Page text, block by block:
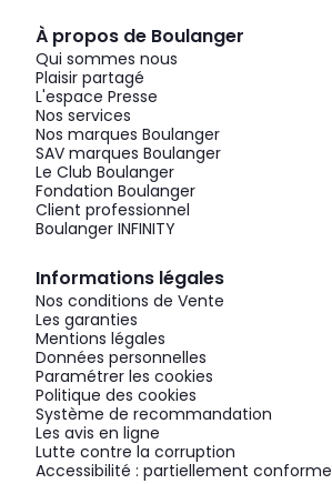
À propos de Boulanger
Qui sommes nous
Plaisir partagé
L'espace Presse
Nos services
Nos marques Boulanger
SAV marques Boulanger
Le Club Boulanger
Fondation Boulanger
Client professionnel
Boulanger INFINITY
Informations légales
Nos conditions de Vente
Les garanties
Mentions légales
Données personnelles
Paramétrer les cookies
Politique des cookies
Système de recommandation
Les avis en ligne
Lutte contre la corruption
Accessibilité : partiellement conforme